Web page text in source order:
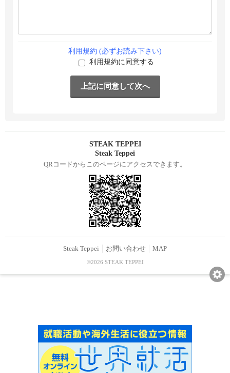
利用規約 (必ずお読み下さい)
利用規約に同意する
STEAK TEPPEI
Steak Teppei
QRコードからこのページにアクセスできます。
Steak Teppei お問い合わせ MAP
©2026 STEAK TEPPEI